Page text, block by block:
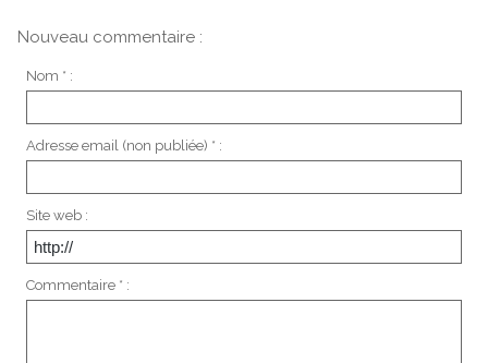
Nouveau commentaire :
Nom * :
Adresse email (non publiée) * :
Site web :
Commentaire * :